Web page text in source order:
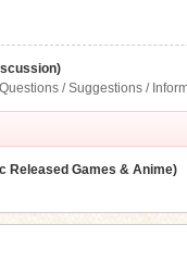
/ Suggestions /
Released Games & Anime)